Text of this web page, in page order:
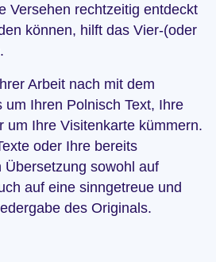
Versehen rechtzeitig entdeckt
können, hilft das Vier-(oder
Arbeit nach mit dem
Ihren Polnisch Text, Ihre
um Ihre Visitenkarte kümmern.
oder Ihre bereits
sowohl auf
auf eine sinngetreue und
des Originals.